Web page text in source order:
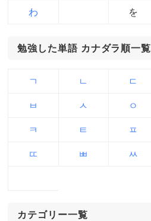
わ を
勉強した単語 カナダラ順一覧
ㄱ ㄴ ㄷ
ㅂ ㅅ ㅇ
ㅋ ㅌ ㅍ
ㄸ ㅃ ㅆ
カテゴリー一覧